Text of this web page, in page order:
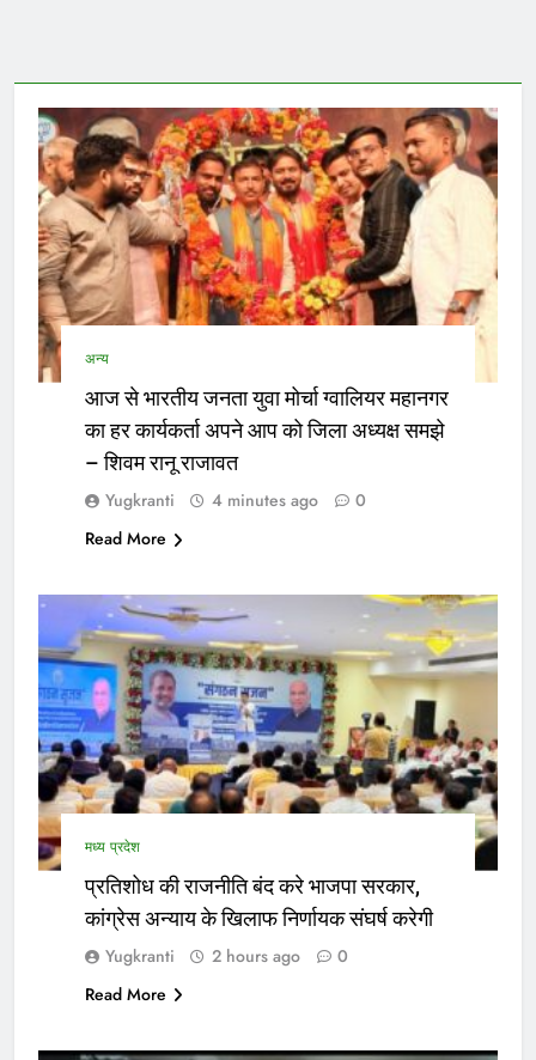
अन्य
आज से भारतीय जनता युवा मोर्चा ग्वालियर महानगर
का हर कार्यकर्ता अपने आप को जिला अध्यक्ष समझे
– शिवम रानू राजावत
Yugkranti 4 minutes ago
0
Read More
मध्य प्रदेश
प्रतिशोध की राजनीति बंद करे भाजपा सरकार,
कांग्रेस अन्याय के खिलाफ निर्णायक संघर्ष करेगी
Yugkranti 2 hours ago
0
Read More